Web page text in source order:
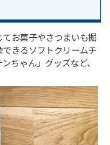
お菓子やさつまいも掘
きるソフトクリームチ
ちゃん」グッズなど、